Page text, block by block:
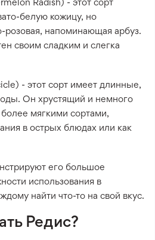
белую кожицу, но
розовая, напоминающая арбуз.
своим сладким и слегка
- этот сорт имеет длинные,
Он хрустящий и немного
мягкими сортами,
в острых блюдах или как
его большое
использования в
найти что-то на свой вкус.
Редис?